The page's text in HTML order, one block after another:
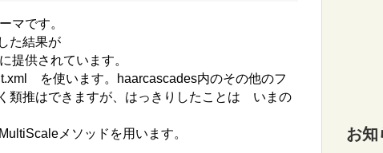
マです。
た結果が
提供されています。
を使います。haarcascades内のその他のフ
類推はできますが、はっきりしたことは いまの
メソッドを用います。
お知